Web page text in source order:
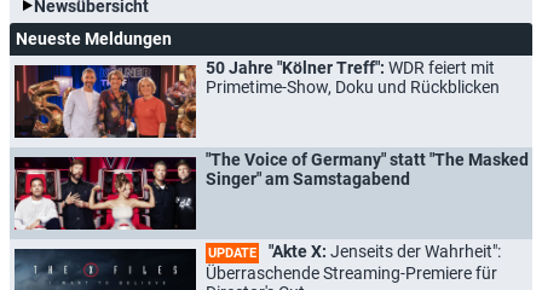
Newsübersicht
Neueste Meldungen
50 Jahre "Kölner Treff": WDR feiert mit
Primetime-Show, Doku und Rückblicken
"The Voice of Germany" statt "The Masked
Singer" am Samstagabend
UPDATE "Akte X: Jenseits der Wahrheit":
Überraschende Streaming-Premiere für